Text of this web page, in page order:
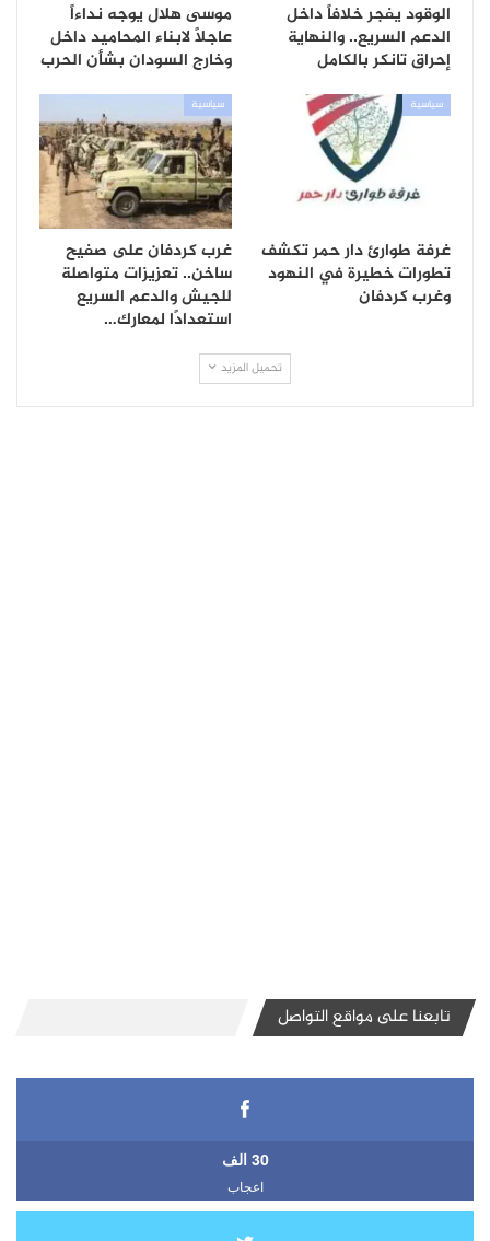
الوقود يفجر خلافاً داخل
الدعم السريع.. والنهاية
إحراق تانكر بالكامل
موسى هلال يوجه نداءاً
عاجلاً لابناء المحاميد داخل
وخارج السودان بشأن الحرب
سياسية
غرفة طوارئ دار حمر تكشف
تطورات خطيرة في النهود
وغرب كردفان
سياسية
غرب كردفان على صفيح
ساخن.. تعزيزات متواصلة
للجيش والدعم السريع
استعدادًا لمعارك…
تحميل المزيد
تابعنا على مواقع التواصل
30 الف
اعجاب